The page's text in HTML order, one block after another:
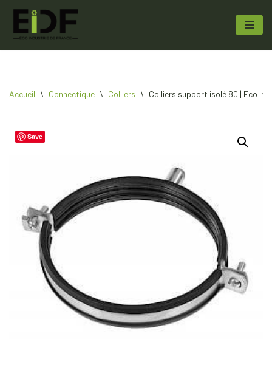
Aller
Accueil \ Connectique \ Colliers \ Colliers support isolé 80 | Eco
Save